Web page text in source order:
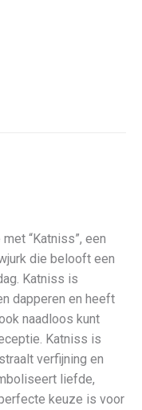
“Katniss”, een
die belooft een
Katniss is
dapperen en heeft
naadloos kunt
Katniss is
verfijning en
liefde,
keuze is voor